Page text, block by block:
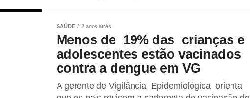
SAÚDE 2 anos atrás
Menos de 19% das crianças e
adolescentes estão vacinados
contra a dengue em VG
A gerente de Vigilância Epidemiológica orienta